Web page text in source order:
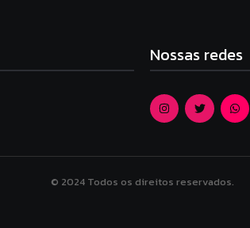
Nossas redes
© 2024 Todos os direitos reservados.